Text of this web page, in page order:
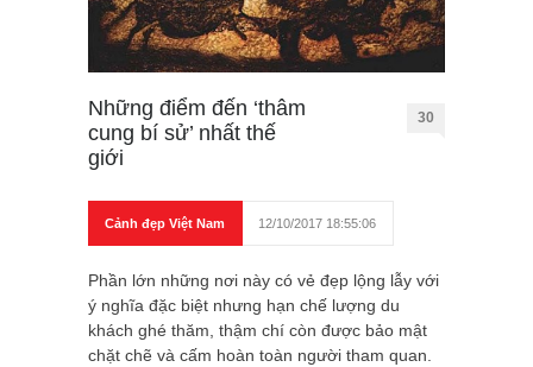
Những điểm đến ‘thâm
cung bí sử’ nhất thế
giới
30
Cảnh đẹp Việt Nam 12/10/2017 18:55:06
Phần lớn những nơi này có vẻ đẹp lộng lẫy với
ý nghĩa đặc biệt nhưng hạn chế lượng du
khách ghé thăm, thậm chí còn được bảo mật
chặt chẽ và cấm hoàn toàn người tham quan.